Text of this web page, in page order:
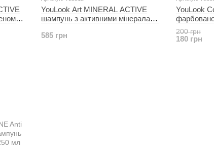
YouLook Art MINERAL ACTIVE
шампунь з активними мінералами
585 грн
YouLook
волосся
200 грн
180 грн